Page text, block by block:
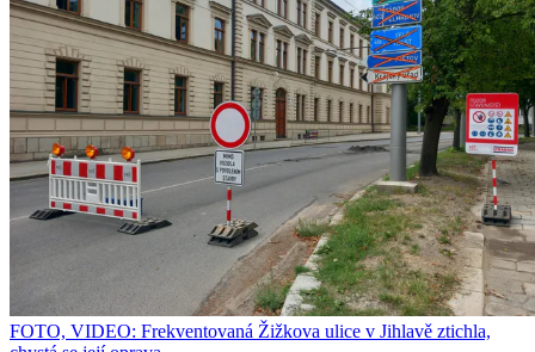
FOTO, VIDEO: Frekventovaná Žižkova ulice v Jihlavě ztichla,